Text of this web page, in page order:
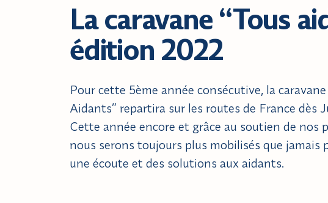
La caravane “Tous
édition 2022
Pour cette 5ème année consécutive, la caravane
Aidants” repartira sur les routes de France dès
Cette année encore et grâce au soutien de nos
nous serons toujours plus mobilisés que jamais
une écoute et des solutions aux aidants.